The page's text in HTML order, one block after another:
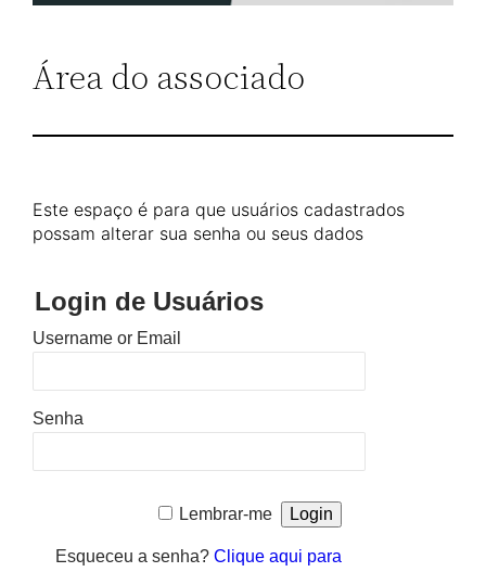
Área do associado
Este espaço é para que usuários cadastrados
possam alterar sua senha ou seus dados
Login de Usuários
Username or Email
Senha
Lembrar-me
Esqueceu a senha? Clique aqui para